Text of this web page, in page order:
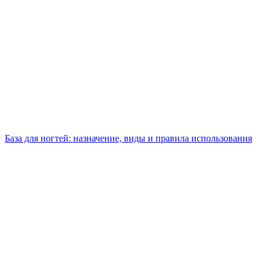
База для ногтей: назначение, виды и правила использования